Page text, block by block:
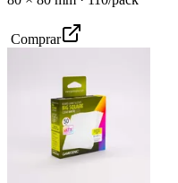
Comprar